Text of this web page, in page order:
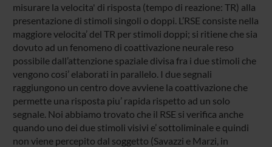
misurare la velocita' di risposta (tempo di reazione: TR) alla
presentazione di stimoli singoli o doppi. L’RSE consiste nella
maggiore velocita’ del TR per stimoli doppi; si ritiene che sia
dovuto ad un fenomeno di coattivazione neurale reso
possibile dall’attenzione spaziale divisa fra i due stimoli che
vengono cosi’ elaborati in parallelo. I due segnali
raggiungono un centro dove avviene la coattivazione che
permette una risposta piu’ rapida rispetto ad un solo
segnale. Noi abbiamo trovato che il RSE si verifica anche
quando uno dei due stimoli visivi e’ sottoliminale e quindi
non viene percepito dal soggetto (Savazzi e Marzi, in